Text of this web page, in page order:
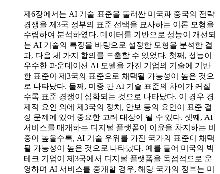
제6장에서는 AI 기술 표준을 둘러싼 미국과 중국의 전략
경쟁을 제3국 정부의 표준 선택을 묘사하는 이론 모형을
수립하여 분석하였다. 데이터를 기반으로 성능이 개선되
는 AI 기술의 특징을 바탕으로 설정한 모형을 분석한 결
과, 다음 세 가지 함의를 도출할 수 있었다. 첫째, 성능이
우수한 파운데이션 AI 모델을 가진 기업의 기술에 기반
한 표준이 제3국의 표준으로 채택될 가능성이 높은 것으
로 나타났다. 둘째, 미중 간 AI 기술 표준의 차이가 커질
수록 표준 경쟁이 심화되는 것으로 나타났다. 이 경우 경
제적 요인 외에 제3국의 정치, 안보 등의 요인이 표준 결
정 문제에 있어 중요한 고려 대상이 될 수 있다. 셋째, AI
서비스를 매개하는 디지털 플랫폼이 이윤을 차지하는 비
중이 높을수록, AI 기술 우위를 가진 국가의 표준이 채택
될 가능성이 높은 것으로 나타났다. 예를 들어 미국의 빅
테크 기업이 제3국에서 디지털 플랫폼을 독점적으로 운
영하며 AI 서비스를 중개할 경우, 해당 국가의 정부는 미